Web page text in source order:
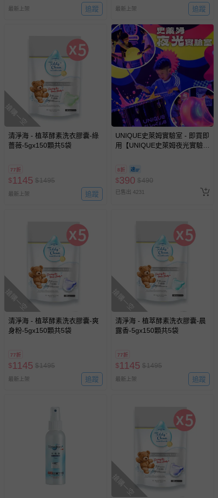
最新上架 追蹤 最新上架 追蹤
搶購一空
清淨海 - 植萃酵素洗衣膠囊-綠
薔薇-5gx150顆共5袋
77折
$1145 $1495
最新上架 追蹤
UNIQUE史萊姆實驗室 - 即買即
用【UNIQUE史萊姆夜光實驗室
訂單編號兌換，逾期作廢) (大
人小孩均一價(3歲以上需購票))
8折
$390 $490
已售出 4231
搶購一空
清淨海 - 植萃酵素洗衣膠囊-爽
身粉-5gx150顆共5袋
77折
$1145 $1495
最新上架 追蹤
搶購一空
清淨海 - 植萃酵素洗衣膠囊-晨
露香-5gx150顆共5袋
77折
$1145 $1495
最新上架 追蹤
搶購一空